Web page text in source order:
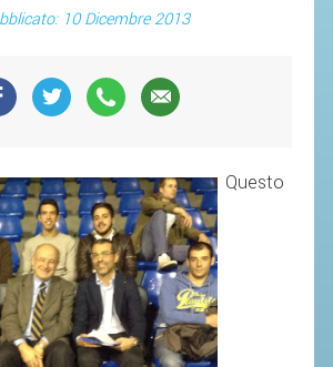
10 Dicembre 2013
Questo
SEGRETERIA FEDERALE
AVVISI E BANDI
CIRCOLARI
SAFEGUARDING
RICHIESTA PATROCINIO
GIUSTIZIA FEDERALE
REGOLAMENTI